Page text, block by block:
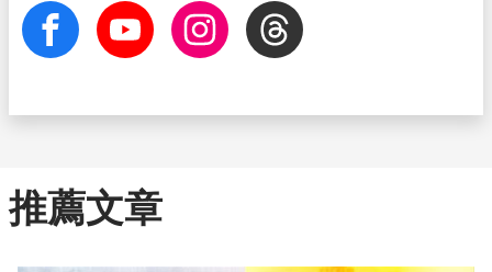
facebook Youtube InstagramThreads
推薦文章